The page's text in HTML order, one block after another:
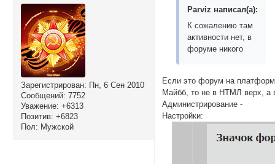
Зарегистрирован: Пн, 6 Сен 2010
Сообщений: 7752
Уважение: +6313
Позитив: +6823
Пол: Мужской
Parviz написал(а):
К сожалению там
активности нет, в
форуме никого
Если это форум на
Майбб, то не в НТМЛ верх, а
Администрирование -
Настройки: